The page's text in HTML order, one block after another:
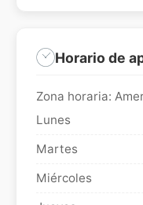
Horario de
Zona horaria:
Lunes
Martes
Miércoles